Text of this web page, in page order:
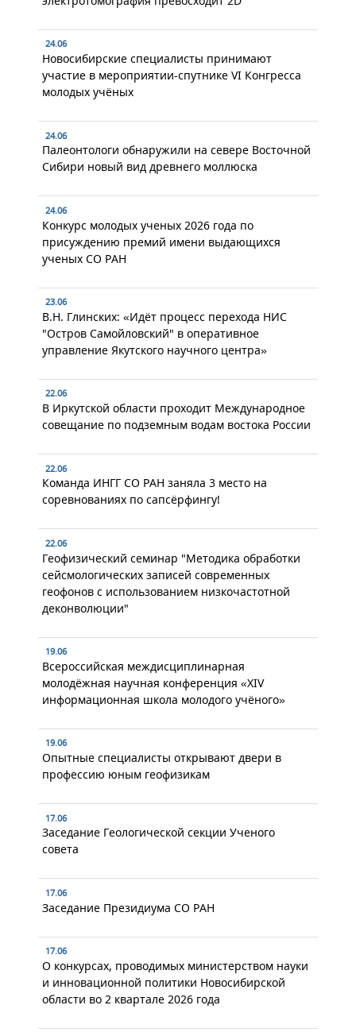
24.06
Новосибирские специалисты принимают
участие в мероприятии-спутнике VI Конгресса
молодых учёных
24.06
Палеонтологи обнаружили на севере Восточной
Сибири новый вид древнего моллюска
24.06
Конкурс молодых ученых 2026 года по
присуждению премий имени выдающихся
ученых СО РАН
23.06
В.Н. Глинских: «Идёт процесс перехода НИС
"Остров Самойловский" в оперативное
управление Якутского научного центра»
22.06
В Иркутской области проходит Международное
совещание по подземным водам востока России
22.06
Команда ИНГГ СО РАН заняла 3 место на
соревнованиях по сапсёрфингу!
22.06
Геофизический семинар "Методика обработки
сейсмологических записей современных
геофонов с использованием низкочастотной
деконволюции"
19.06
Всероссийская междисциплинарная
молодёжная научная конференция «XIV
информационная школа молодого учёного»
19.06
Опытные специалисты открывают двери в
профессию юным геофизикам
17.06
Заседание Геологической секции Ученого
совета
17.06
Заседание Президиума СО РАН
17.06
О конкурсах, проводимых министерством науки
и инновационной политики Новосибирской
области во 2 квартале 2026 года